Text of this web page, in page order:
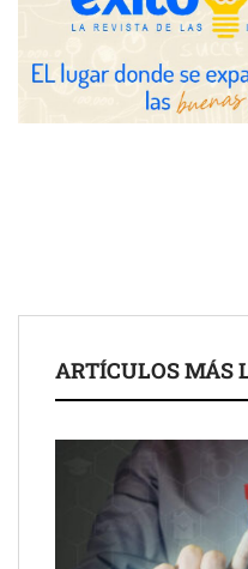
COMPALISS de
las posibilidades del salón
ARTÍCULOS MÁS